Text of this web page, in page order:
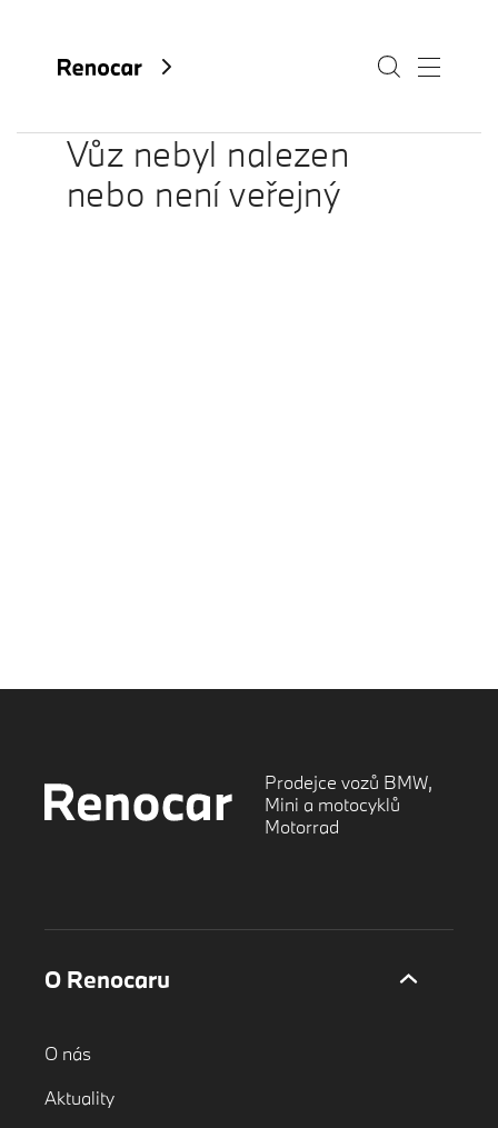
O nás
Vůz nebyl nalezen
nebo není veřejný
Prodejce vozů BMW,
Mini a motocyklů
Motorrad
O Renocaru
O nás
Aktuality